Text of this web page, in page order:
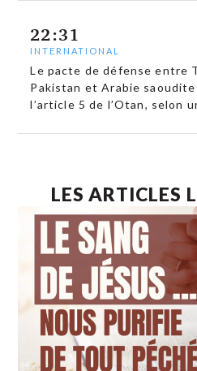
22:31
INTERNATIONAL
Le pacte de défense entre
Pakistan et Arabie
l’article 5 de l’Otan, selon
LES ARTICLES